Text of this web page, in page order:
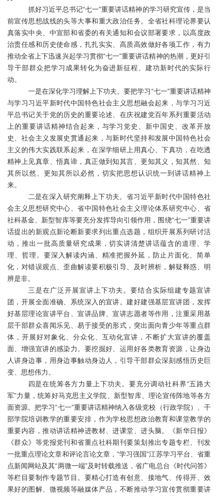
抓好习近平总书记“七一”重要讲话精神的学习研究宣传，是当
前宣传思想战线的头等大事和重大政治任务。全省社科理论界要认
真落实中央、中宣部和省委的有关通知和会议部署要求，以高度政
治责任感和历史使命感，扎扎实实、高质高效做好各项工作，有力
推动全省上下迅速兴起学习贯彻“七一”重要讲话精神的热潮，更好引
导干部群众把学习成果转化为奋进新征程、建功新时代的实际行
动。
一是在深化学习理解上下功夫。要把学习“七一”重要讲话精神
与学习习近平新时代中国特色社会主义思想融会起来，与学习习近
平总书记关于党的历史的重要论述、在庆祝建党百年系列重要活动
上的重要讲话精神结合起来，与学习党史、新中国史、改革开放
史、社会主义发展史贯通起来，与新时代坚持和发展中国特色社会
主义的伟大实践联系起来，在深学细研上用真心、下真功，在吃透
精神上见真章、悟真谛，真正做到知其言、更知其义，知其然、知
其所以然、更知其所以必然，切实把思想认识统一到讲话精神上
来。
二是在深入研究阐释上下功夫。省习近平新时代中国特色社
会主义思想研究中心、省中国特色社会主义理论体系研究中心、省
社科基金、新型智库等要充分发挥导向引领作用，围绕“七一”重要讲
话提出的新观点新论断新要求列出重点选题，组织开展系列研讨活
动，推出一批高质量研究成果，切实讲清楚讲话蕴含的道理、学
理、哲理。要深入解读内涵、精准把握外延，防止片面化、简单
化，对错误观点、歪曲解读要积极引导、及时辨析，解疑释惑、明
辨是非。
三是在广泛开展宣讲上下功夫。要结合实际组建专题宣讲
团，开展全面准确、系统深入的宣讲。建好建强基层宣讲团，发挥
好基层理论宣讲平台、宣讲品牌、宣讲志愿者等作用，注重采用基
层干部群众喜闻乐见、易于接受的形式，突出面向青少年等重点群
体，开展好对象化、分众化、互动化宣讲，不断扩大宣讲的覆盖
面、增强宣讲的感染力。要挖掘好、运用好各类教育资源，让身边
人讲身边事，用身边事触动身边人，引导干部群众深刻感悟历史巨
变、思想伟力。
四是在统筹各方力量上下功夫。要充分调动社科界“五路大
军”力量，统筹好马克思主义学院、新型智库、理论宣传阵地等各方
面资源。把学习“七一”重要讲话精神纳入各级党校（行政学院）、干
部学院培训教学的重要安排，作为学校思想政治教育和课堂教学的
重要内容，推动讲话精神进教材、进课堂、进头脑。《新华日报》
《群众》等党报党刊和省重点社科期刊要策划推出专题专栏、刊发
一批重点理论文章和评论言论文章，“学习强国”江苏学习平台、省重
点新闻网站及其“两微一端”及时转载推送，省广电总台《时代问答》
等栏目要制作专题节目。要精心打造有创意、接地气、传得开、效
果好的图解、微视频等融媒体产品，不断推动学习宣传贯彻重要讲